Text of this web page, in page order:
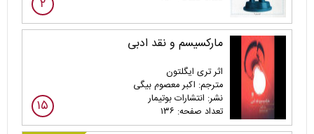
۲
مارکسیسم و نقد ادبی
اثر تری ایگلتون
مترجم: اکبر معصوم بیگی
نشر: انتشارات بوتیمار
تعداد صفحه: ۱۳۶
۱۵